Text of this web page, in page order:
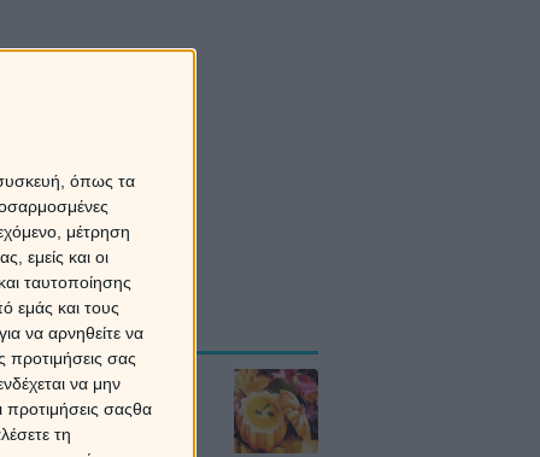
όπως τα
μέτρηση
εμείς και οι
ταυτοποίησης
εμάς και τους
να αρνηθείτε να
προτιμήσεις σας
να μην
προτιμήσεις σαςθα
τη
το Σάββατο
2026